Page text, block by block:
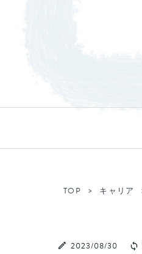
TOP キャリア
2023/08/30